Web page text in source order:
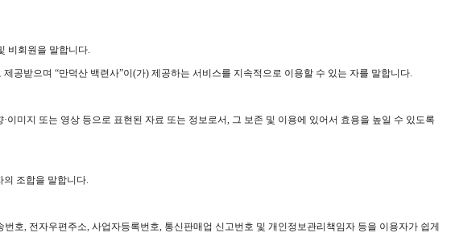
비회원을 말합니다.
공받으며 “만덕산 백련사”이(가) 제공하는 서비스를 지속적으로 이용할 수 있는 자를 말합니다.
미지 또는 영상 등으로 표현된 자료 또는 정보로서, 그 보존 및 이용에 있어서 효용을 높일 수 있도록
의 조합을 말합니다.
호, 전자우편주소, 사업자등록번호, 통신판매업 신고번호 및 개인정보관리책임자 등을 이용자가 쉽게